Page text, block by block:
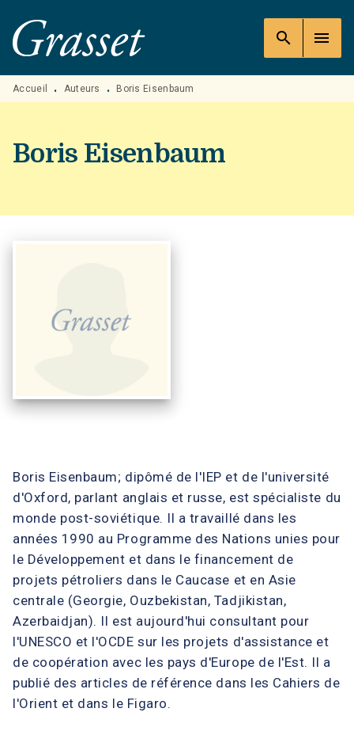
MENU RECHERCHE
PIED DE PAGE
search menu
Accueil • Auteurs • Boris Eisenbaum
Boris Eisenbaum
Boris Eisenbaum; dipômé de l'IEP et de l'université
d'Oxford, parlant anglais et russe, est spécialiste du
monde post-soviétique. Il a travaillé dans les
années 1990 au Programme des Nations unies pour
le Développement et dans le financement de
projets pétroliers dans le Caucase et en Asie
centrale (Georgie, Ouzbekistan, Tadjikistan,
Azerbaidjan). Il est aujourd'hui consultant pour
l'UNESCO et l'OCDE sur les projets d'assistance et
de coopération avec les pays d'Europe de l'Est. Il a
publié des articles de référence dans les Cahiers de
l'Orient et dans le Figaro.